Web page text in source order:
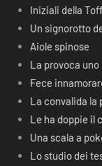
Iniziali della
Un signorotto
Aiole spinose
La provoca uno
Fece
La convalida la
Le ha doppie il
Una scala a
Lo studio dei